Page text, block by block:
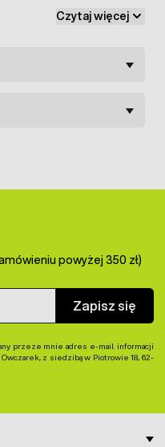
Czytaj więcej
powyżej 350 zł)
Zapisz się
przeze mnie adres e-mail informacji
z siedzibą w Piotrowie 18, 62-